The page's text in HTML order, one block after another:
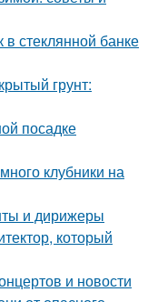
в стеклянной банке
грунт:
посадке
клубники на
и дирижеры
который
и новости